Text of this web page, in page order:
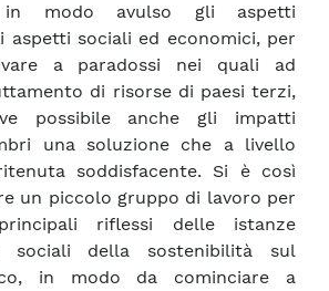
in modo avulso gli aspetti
aspetti sociali ed economici, per
a paradossi nei quali ad
di risorse di paesi terzi,
possibile anche gli impatti
una soluzione che a livello
soddisfacente. Si è così
un piccolo gruppo di lavoro per
riflessi delle istanze
sociali della sostenibilità sul
in modo da cominciare a